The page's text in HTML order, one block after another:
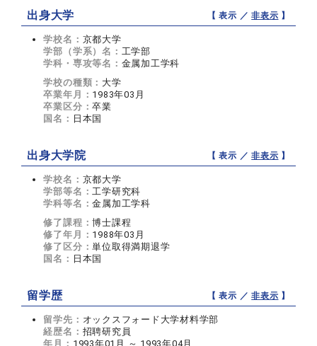
出身大学 【 表示 ／非表示 】
学校名： 京都大学
学部（学系）名： 工学部
学科・専攻等名： 金属加工学科
学校の種類： 大学
卒業年月： 1983年03月
卒業区分：卒業
国名： 日本国
出身大学院 【 表示 ／非表示 】
学校名： 京都大学
学部等名：工学研究科
学科等名：金属加工学科
修了課程：博士課程
修了年月： 1988年03月
修了区分：単位取得満期退学
国名： 日本国
留学歴 【 表示 ／非表示 】
留学先： オックスフォード大学材料学部
経歴名： 招聘研究員
年月： 1993年01月 ～ 1993年04月